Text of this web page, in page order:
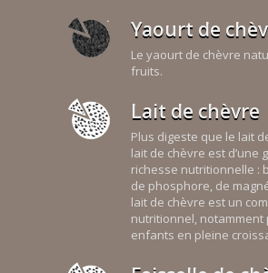
Yaourt de
Le yaourt de chèvre
fruits.
Lait de chèvre
Plus digeste que le lait
lait de chèvre est d’une
richesse nutritionnelle :
de phosphore, de
lait de chèvre est un
nutritionnel, notamment
enfants en pleine